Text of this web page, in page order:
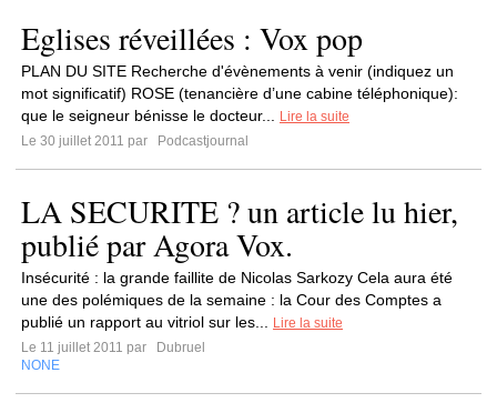
Eglises réveillées : Vox pop
PLAN DU SITE Recherche d'évènements à venir (indiquez un
mot significatif) ROSE (tenancière d’une cabine téléphonique):
que le seigneur bénisse le docteur...
Lire la suite
Le 30 juillet 2011 par
Podcastjournal
LA SECURITE ? un article lu hier,
publié par Agora Vox.
Insécurité : la grande faillite de Nicolas Sarkozy Cela aura été
une des polémiques de la semaine : la Cour des Comptes a
publié un rapport au vitriol sur les...
Lire la suite
Le 11 juillet 2011 par
Dubruel
NONE